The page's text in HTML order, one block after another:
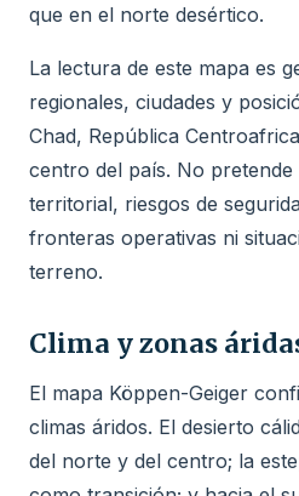
que en el norte desértico.
La lectura de este mapa es
regionales, ciudades y
Chad, República
centro del país. No
territorial, riesgos de
fronteras operativas ni
terreno.
Clima y zonas
El mapa Köppen-Geiger
climas áridos. El desierto
del norte y del centro; la